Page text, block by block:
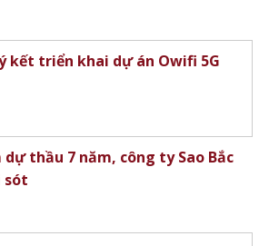
kết triển khai dự án Owifi 5G
dự thầu 7 năm, công ty Sao Bắc
sót